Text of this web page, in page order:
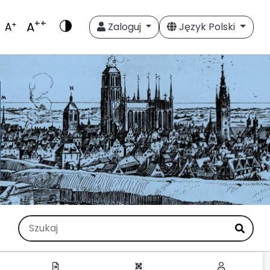
A+ A++ Zaloguj Język Polski